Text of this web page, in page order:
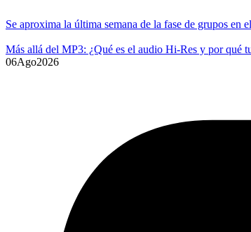
Se aproxima la última semana de la fase de grupos en
Más allá del MP3: ¿Qué es el audio Hi-Res y por qué
06Ago2026